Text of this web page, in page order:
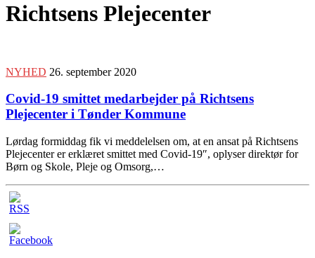
Richtsens Plejecenter
NYHED 26. september 2020
Covid-19 smittet medarbejder på Richtsens
Plejecenter i Tønder Kommune
Lørdag formiddag fik vi meddelelsen om, at en ansat på Richtsens
Plejecenter er erklæret smittet med Covid-19″, oplyser direktør for
Børn og Skole, Pleje og Omsorg,…